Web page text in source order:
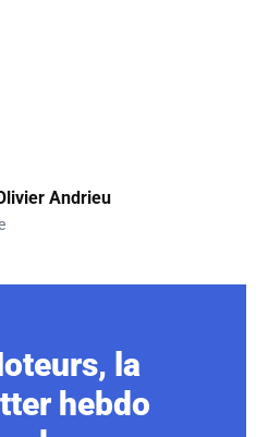
Andrieu
la
hebdo